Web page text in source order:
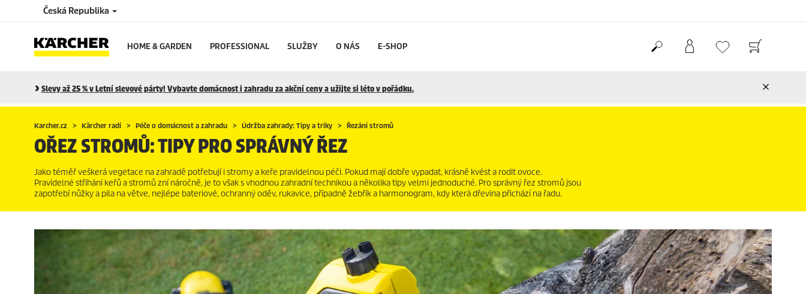
Česká Republika
HOME & GARDEN PROFESSIONAL SLUŽBY O NÁS E-SHOP
Slevy až 25 % v Letní slevové párty! Vybavte domácnost i zahradu za akční ceny a užijte si léto v pořádku.
Karcher.cz Kärcher radí Péče o domácnost a zahradu Údržba zahrady: Tipy a triky Řezání stromů
OŘEZ STROMŮ: TIPY PRO SPRÁVNÝ ŘEZ
Jako téměř veškerá vegetace na zahradě potřebují i stromy a keře pravidelnou péči. Pokud mají dobře vypadat, krásně kvést a rodit ovoce.
Pravidelné stříhání keřů a stromů zní náročně, je to však s vhodnou zahradní technikou a několika tipy velmi jednoduché. Pro správný řez stromů jsou
zapotřebí nůžky a pila na větve, nejlépe bateriové, ochranný oděv, rukavice, případně žebřík a harmonogram, kdy která dřevina přichází na řadu.